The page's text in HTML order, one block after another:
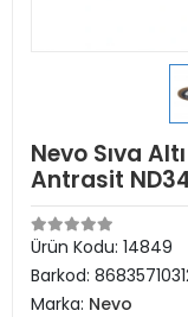
Nevo Sıva
Antrasit
Ürün Kodu: 14849
Barkod:
Marka: Nevo